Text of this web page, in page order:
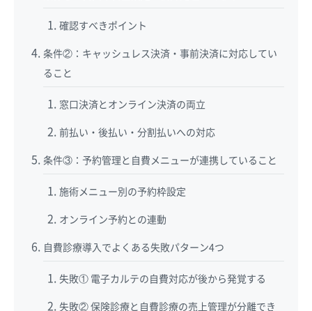
確認すべきポイント
条件②：キャッシュレス決済・事前決済に対応してい
ること
窓口決済とオンライン決済の両立
前払い・後払い・分割払いへの対応
条件③：予約管理と自費メニューが連携していること
施術メニュー別の予約枠設定
オンライン予約との連動
自費診療導入でよくある失敗パターン4つ
失敗① 電子カルテの自費対応が後から発覚する
失敗② 保険診療と自費診療の売上管理が分離でき